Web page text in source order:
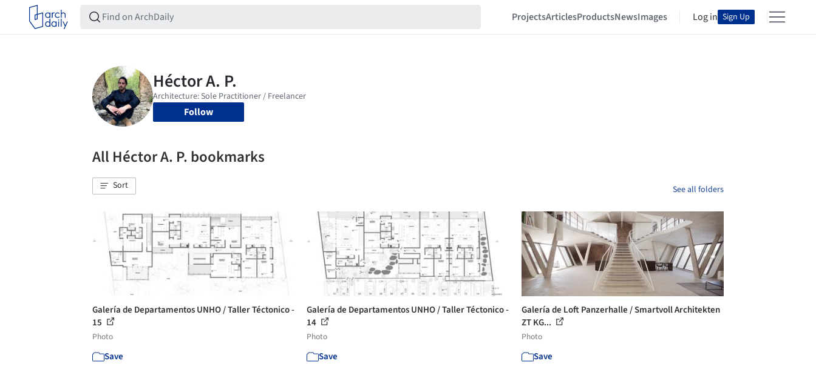
ProjectsArticlesProductsNewsImages Log in Sign Up
Follow
All Héctor A. P. bookmarks
Sort See all folders
Galería de Departamentos UNHO / Taller Téctonico -
15
Photo
Save
Galería de Departamentos UNHO / Taller Téctonico -
14
Photo
Save
Galería de Loft Panzerhalle / Smartvoll Architekten
ZT KG...
Photo
Save